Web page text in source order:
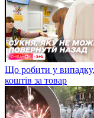
Що робити у випадку,
коштів за товар